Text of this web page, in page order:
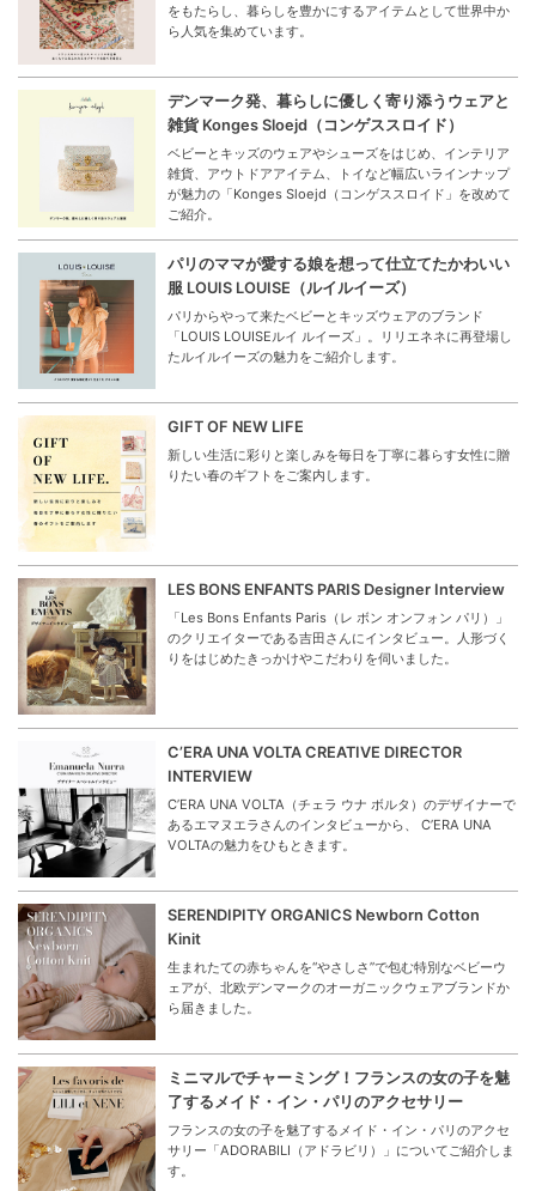
をもたらし、暮らしを豊かにするアイテムとして世界中か
ら人気を集めています。
デンマーク発、暮らしに優しく寄り添うウェアと
雑貨 Konges Sloejd（コンゲススロイド）
ベビーとキッズのウェアやシューズをはじめ、インテリア
雑貨、アウトドアアイテム、トイなど幅広いラインナップ
が魅力の「Konges Sloejd（コンゲススロイド」を改めて
ご紹介。
パリのママが愛する娘を想って仕立てたかわいい
服 LOUIS LOUISE（ルイルイーズ）
パリからやって来たベビーとキッズウェアのブランド
「LOUIS LOUISEルイ ルイーズ」。リリエネネに再登場し
たルイルイーズの魅力をご紹介します。
GIFT OF NEW LIFE
新しい生活に彩りと楽しみを毎日を丁寧に暮らす女性に贈
りたい春のギフトをご案内します。
LES BONS ENFANTS PARIS Designer Interview
「Les Bons Enfants Paris（レ ボン オンフォン パリ）」
のクリエイターである吉田さんにインタビュー。人形づく
りをはじめたきっかけやこだわりを伺いました。
C’ERA UNA VOLTA CREATIVE DIRECTOR
INTERVIEW
C’ERA UNA VOLTA（チェラ ウナ ボルタ）のデザイナーで
あるエマヌエラさんのインタビューから、 C’ERA UNA
VOLTAの魅力をひもときます。
SERENDIPITY ORGANICS Newborn Cotton
Kinit
生まれたての赤ちゃんを“やさしさ”で包む特別なベビーウ
ェアが、北欧デンマークのオーガニックウェアブランドか
ら届きました。
ミニマルでチャーミング！フランスの女の子を魅
了するメイド・イン・パリのアクセサリー
フランスの女の子を魅了するメイド・イン・パリのアクセ
サリー「ADORABILI（アドラビリ）」についてご紹介しま
す。